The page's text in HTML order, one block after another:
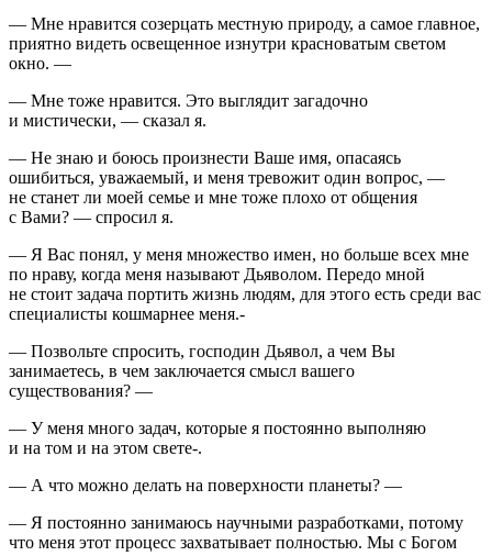
— Мне нравится созерцать местную природу, а самое главное,
приятно видеть освещенное изнутри красноватым светом
окно. —
— Мне тоже нравится. Это выглядит загадочно
и мистически, — сказал я.
— Не знаю и боюсь произнести Ваше имя, опасаясь
ошибиться, уважаемый, и меня тревожит один вопрос, —
не станет ли моей семье и мне тоже плохо от общения
с Вами? — спросил я.
— Я Вас понял, у меня множество имен, но больше всех мне
по нраву, когда меня называют Дьяволом. Передо мной
не стоит задача портить жизнь людям, для этого есть среди вас
специалисты кошмарнее меня.-
— Позвольте спросить, господин Дьявол, а чем Вы
занимаетесь, в чем заключается смысл вашего
существования? —
— У меня много задач, которые я постоянно выполняю
и на том и на этом свете-.
— А что можно делать на поверхности планеты? —
— Я постоянно занимаюсь научными разработками, потому
что меня этот процесс захватывает полностью. Мы с Богом